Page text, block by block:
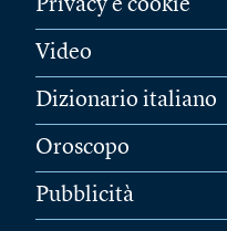
Privacy e cookie
Video
Dizionario italiano
Oroscopo
Pubblicità